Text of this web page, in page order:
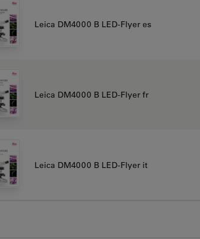
Leica DM4000 B LED-Flyer es
Leica DM4000 B LED-Flyer fr
Leica DM4000 B LED-Flyer it